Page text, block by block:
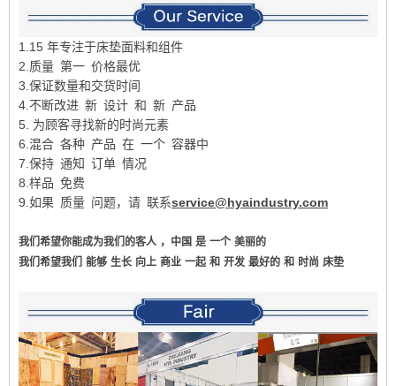
1.15 年专注于床垫面料和组件
2.质量 第一 价格最优
3.保证数量和交货时间
4.不断改进 新 设计 和 新 产品
5. 为顾客寻找新的时尚元素
6.混合 各种 产品 在 一个 容器中
7.保持 通知 订单 情况
8.样品 免费
9.如果 质量 问题，请 联系service@hyaindustry.com
我们希望你能成为我们的客人 ，中国 是 一个 美丽的
我们希望我们
能够 生长 向上 商业 一起 和 开发 最好的 和 时尚 床垫